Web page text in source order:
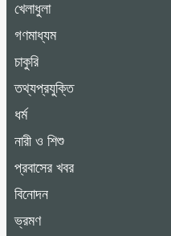
খেলাধুলা
গণমাধ্যম
চাকুরি
তথ্যপ্রযুক্তি
ধর্ম
নারী ও শিশু
প্রবাসের খবর
বিনোদন
ভ্রমণ